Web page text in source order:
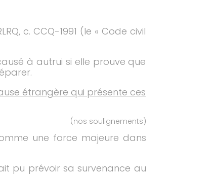
c. CCQ-1991 (le « Code civil
à autrui si elle prouve que
étrangère qui présente ces
(nos soulignements)
une force majeure dans
pu prévoir sa survenance au